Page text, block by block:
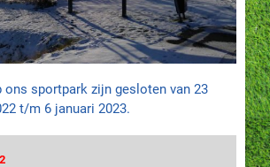
ons sportpark zijn gesloten van 23
t/m 6 januari 2023.